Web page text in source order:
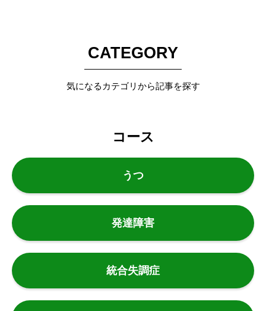
CATEGORY
気になるカテゴリから記事を探す
コース
うつ
発達障害
統合失調症